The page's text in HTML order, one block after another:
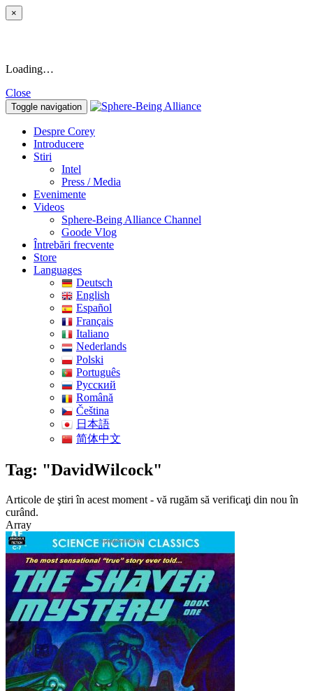
×
Loading…
Close
Toggle navigation
Despre Corey
Introducere
Stiri
Intel
Press / Media
Evenimente
Videos
Sphere-Being Alliance Channel
Goode Vlog
Întrebări frecvente
Store
Languages
Deutsch
English
Español
Français
Italiano
Nederlands
Polski
Português
Pусский
Română
Čeština
日本語
简体中文
Tag: "DavidWilcock"
Articole de ştiri în acest moment - vă rugăm să verificaţi din nou în
curând.
Array